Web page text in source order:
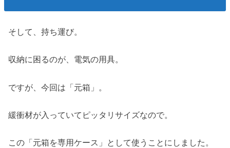
そして、持ち運び。
収納に困るのが、電気の用具。
ですが、今回は「元箱」。
緩衝材が入っていてピッタリサイズなので。
この「元箱を専用ケース」として使うことにしました。